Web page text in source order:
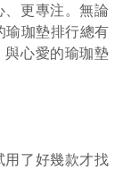
更專注。無論
瑜珈墊排行總有
與心愛的瑜珈墊
用了好幾款才找